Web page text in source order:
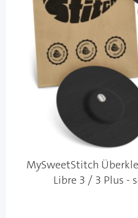
MySweetStitch
Libre 3 / 3 Plus -